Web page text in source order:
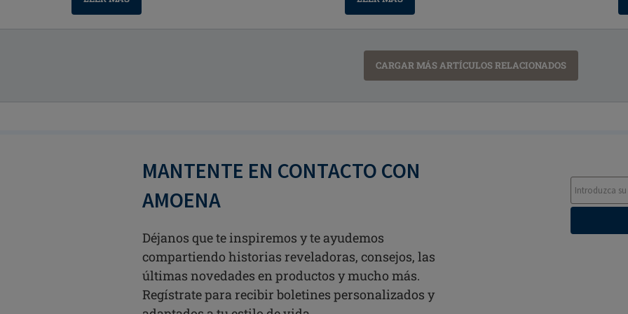
CARGAR MÁS ARTÍCULOS RELACIONADOS
MANTENTE EN CONTACTO CON
AMOENA
Déjanos que te inspiremos y te ayudemos
compartiendo historias reveladoras, consejos, las
últimas novedades en productos y mucho más.
Regístrate para recibir boletines personalizados y